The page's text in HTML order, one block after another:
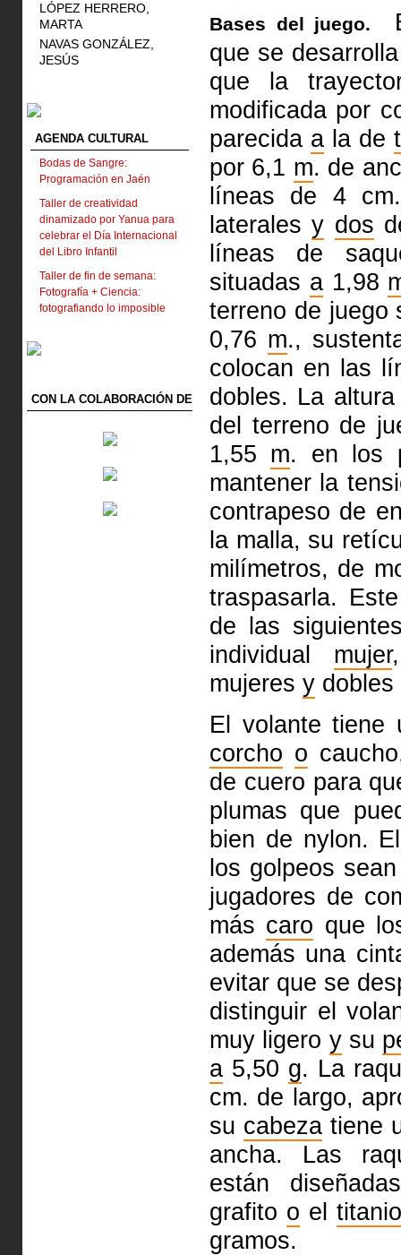
LÓPEZ HERRERO,
MARTA
NAVAS GONZÁLEZ,
JESÚS
AGENDA CULTURAL
Bodas de Sangre:
Programación en Jaén
Taller de creatividad
dinamizado por Yanua para
celebrar el Día Internacional
del Libro Infantil
Taller de fin de semana:
Fotografía + Ciencia:
fotografiando lo imposible
CON LA COLABORACIÓN DE
Bases del juego.
que se
que la
modificada por
parecida ala de
por 6,1 m. de
líneas de 4
lateralesy dos
líneas de
situadas a1,98
terreno de
0,76 m.,
colocan en las
dobles. La
del terreno de
1,55 m. en los
mantener la
contrapeso de
la malla, su
milímetros, de
traspasarla.
de las
individual mujer
mujeres y
El volante
corcho o
de cuero para
plumas que
bien de nylon.
los golpeos
jugadores de
más caro que
además una
evitar que se
distinguir el
muy ligero ysu
a 5,50 g. La
cm. de largo,
su cabeza tiene
ancha. Las
están
grafito o el titanio
gramos.